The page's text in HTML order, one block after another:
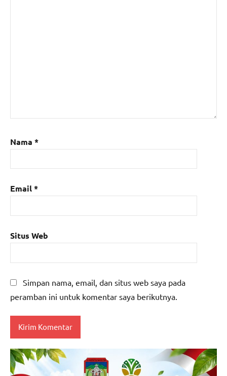
Nama *
Email*
Situs Web
Simpan nama, email, dan situs web saya pada
peramban ini untuk komentar saya berikutnya.